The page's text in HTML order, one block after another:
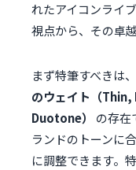
れたアイコンライ
視点から、その卓
まず特筆すべきは
のウェイト（
Duotone）
の存在
ランドのトーンに
に調整できます。